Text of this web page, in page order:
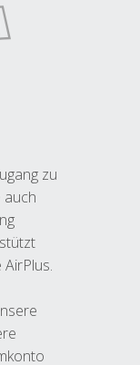
zu
auch